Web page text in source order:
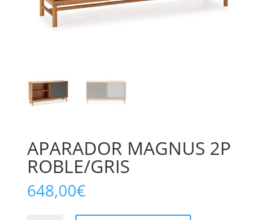
APARADOR MAGNUS 2P
ROBLE/GRIS
648,00€